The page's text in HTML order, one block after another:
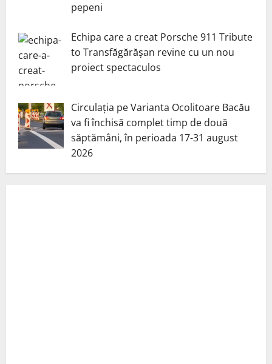
pepeni
Echipa care a creat Porsche 911 Tribute
to Transfăgărășan revine cu un nou
proiect spectaculos
Circulația pe Varianta Ocolitoare Bacău
va fi închisă complet timp de două
săptămâni, în perioada 17-31 august
2026